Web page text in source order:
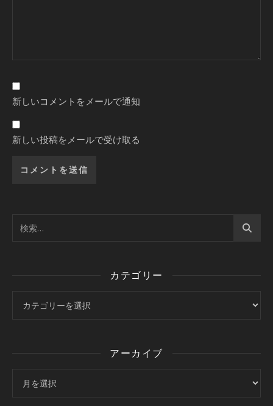
新しいコメントをメールで通知
新しい投稿をメールで受け取る
カテゴリー
アーカイブ